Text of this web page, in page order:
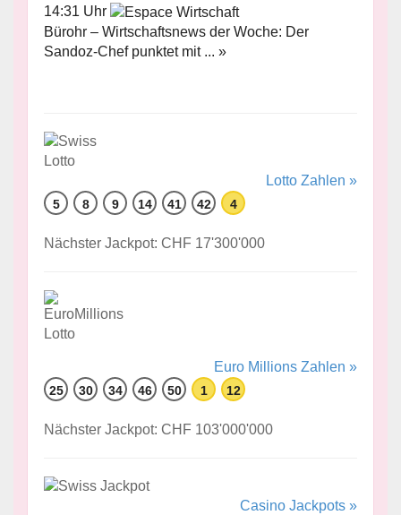
14:31 Uhr
Bürohr – Wirtschaftsnews der Woche: Der
Sandoz-Chef punktet mit ... »
Lotto Zahlen »
5 8 9 14 41 42 4
Nächster Jackpot: CHF 17'300'000
Euro Millions Zahlen »
25 30 34 46 50 1 12
Nächster Jackpot: CHF 103'000'000
Casino Jackpots »